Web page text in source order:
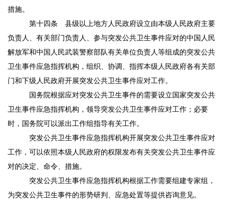
措施。
第十四条 县级以上地方人民政府设立由本级人民政府主要
负责人、有关部门负责人、参与突发公共卫生事件应对的中国人民
解放军和中国人民武装警察部队有关单位负责人等组成的突发公共
卫生事件应急指挥机构，组织、协调、指挥本级人民政府各有关部
门和下级人民政府开展突发公共卫生事件应对工作。
国务院根据应对突发公共卫生事件的需要设立国家突发公共
卫生事件应急指挥机构，领导突发公共卫生事件应对工作；必要
时，国务院可以派出工作组指导有关工作。
突发公共卫生事件应急指挥机构开展突发公共卫生事件应对
工作，可以依照本级人民政府的权限发布有关突发公共卫生事件应
对的决定、命令、措施。
突发公共卫生事件应急指挥机构根据工作需要组建专家组，
为突发公共卫生事件的形势研判、应急处置等提供咨询意见。